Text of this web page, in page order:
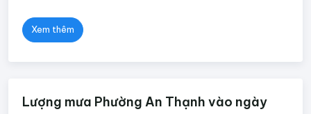
Xem thêm
Lượng mưa Phường An Thạnh vào ngày